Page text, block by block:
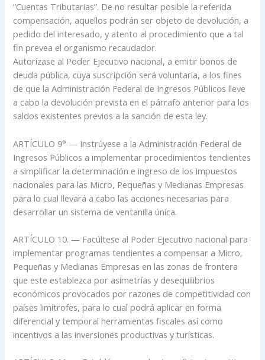
“Cuentas Tributarias”. De no resultar posible la referida
compensación, aquellos podrán ser objeto de devolución, a
pedido del interesado, y atento al procedimiento que a tal
fin prevea el organismo recaudador.
Autorízase al Poder Ejecutivo nacional, a emitir bonos de
deuda pública, cuya suscripción será voluntaria, a los fines
de que la Administración Federal de Ingresos Públicos lleve
a cabo la devolución prevista en el párrafo anterior para los
saldos existentes previos a la sanción de esta ley.
ARTÍCULO 9° — Instrúyese a la Administración Federal de
Ingresos Públicos a implementar procedimientos tendientes
a simplificar la determinación e ingreso de los impuestos
nacionales para las Micro, Pequeñas y Medianas Empresas
para lo cual llevará a cabo las acciones necesarias para
desarrollar un sistema de ventanilla única.
ARTÍCULO 10. — Facúltese al Poder Ejecutivo nacional para
implementar programas tendientes a compensar a Micro,
Pequeñas y Medianas Empresas en las zonas de frontera
que este establezca por asimetrías y desequilibrios
económicos provocados por razones de competitividad con
países limítrofes, para lo cual podrá aplicar en forma
diferencial y temporal herramientas fiscales así como
incentivos a las inversiones productivas y turísticas.